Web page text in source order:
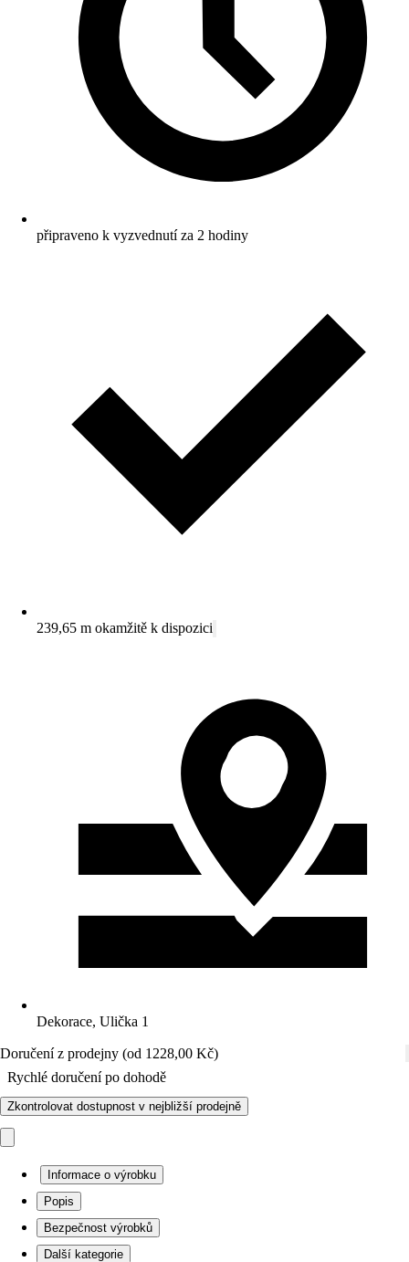
připraveno k vyzvednutí za 2 hodiny
239,65 m okamžitě k dispozici
Dekorace, Ulička 1
Doručení z prodejny (od 1228,00 Kč)
Rychlé doručení po dohodě
Zkontrolovat dostupnost v nejbližší prodejně
Informace o výrobku
Popis
Bezpečnost výrobků
Další kategorie